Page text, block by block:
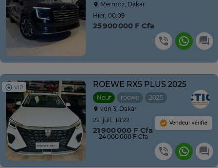
Mermoz, Dakar
Hier, 00:09
25 900 000 F Cfa
VIP ROEWE RX5 PLUS 2025
Neuf roewe 2025
Automatique
vdn 3, Dakar
22. juil., 18:22
21 900 000 F Cfa
24 000 000 F Cfa
Vendeur vérifié